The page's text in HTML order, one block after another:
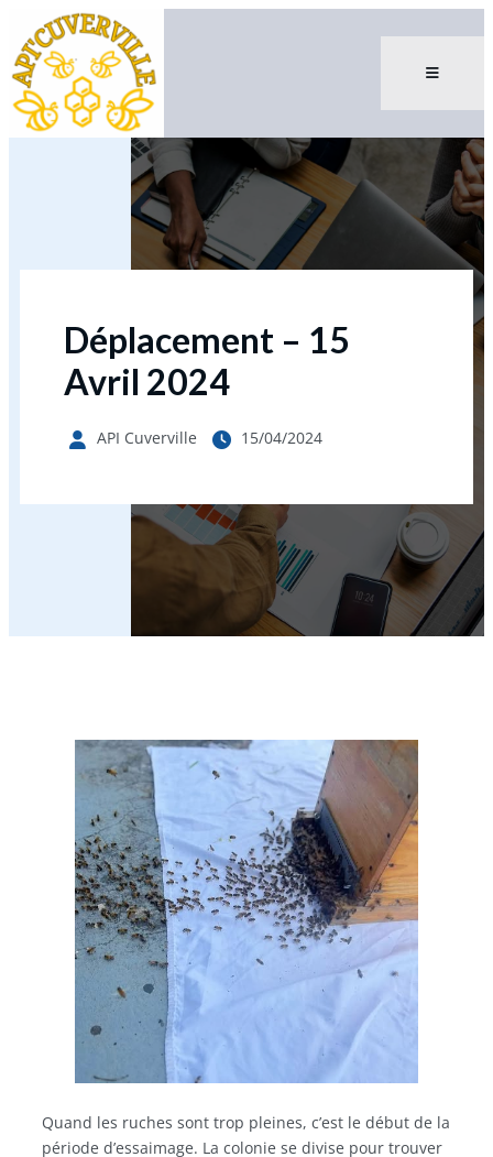
Déplacement – 15
Avril 2024
API Cuverville 15/04/2024
Quand les ruches sont trop pleines, c’est le début de la
période d’essaimage. La colonie se divise pour trouver